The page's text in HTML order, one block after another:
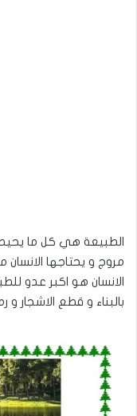
الطبيعة هي كل ما يحيط
مروج و يحتاجها الانسان
الانسان هو اكبر عدو
بالبناء و قطع الاشجار و